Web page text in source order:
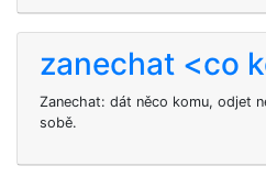
zanechat <co
Zanechat: dát něco komu, odjet
sobě.